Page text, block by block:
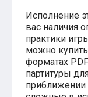
Звездные войны
Ла ла Ленд
Ромео и Джульетта
Бумер
Аладдин (2019)
Король лев (2019)
Брат-2
Исполнение
вас наличия
практики
можно купить
форматах
партитуры
приближении